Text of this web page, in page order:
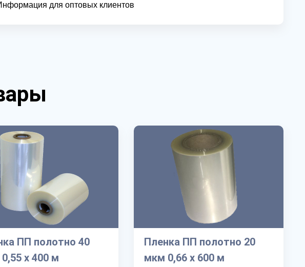
для оптовых клиентов
ПП полотно 40
х 400 м
Пленка ПП полотно 20
мкм 0,66 х 600 м